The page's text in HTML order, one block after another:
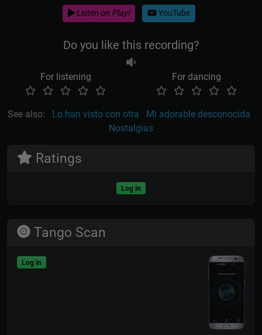
Listen on Play! YouTube
Do you like this recording?
For listening For dancing
See also: Lo han visto con otra
Mi adorable desconocida
Nostalgias
Ratings
Log in
Tango Scan
Log in